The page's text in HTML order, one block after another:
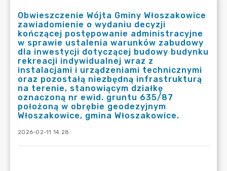
Obwieszczenie Wójta Gminy Włoszakowice
zawiadomienie o wydaniu decyzji
kończącej postępowanie administracyjne
w sprawie ustalenia warunków zabudowy
dla inwestycji dotyczącej budowy budynku
rekreacji indywidualnej wraz z
instalacjami i urządzeniami technicznymi
oraz pozostałą niezbędną infrastrukturą
na terenie, stanowiącym działkę
oznaczoną nr ewid. gruntu 635/87
położoną w obrębie geodezyjnym
Włoszakowice, gmina Włoszakowice.
2026-02-11 14:28